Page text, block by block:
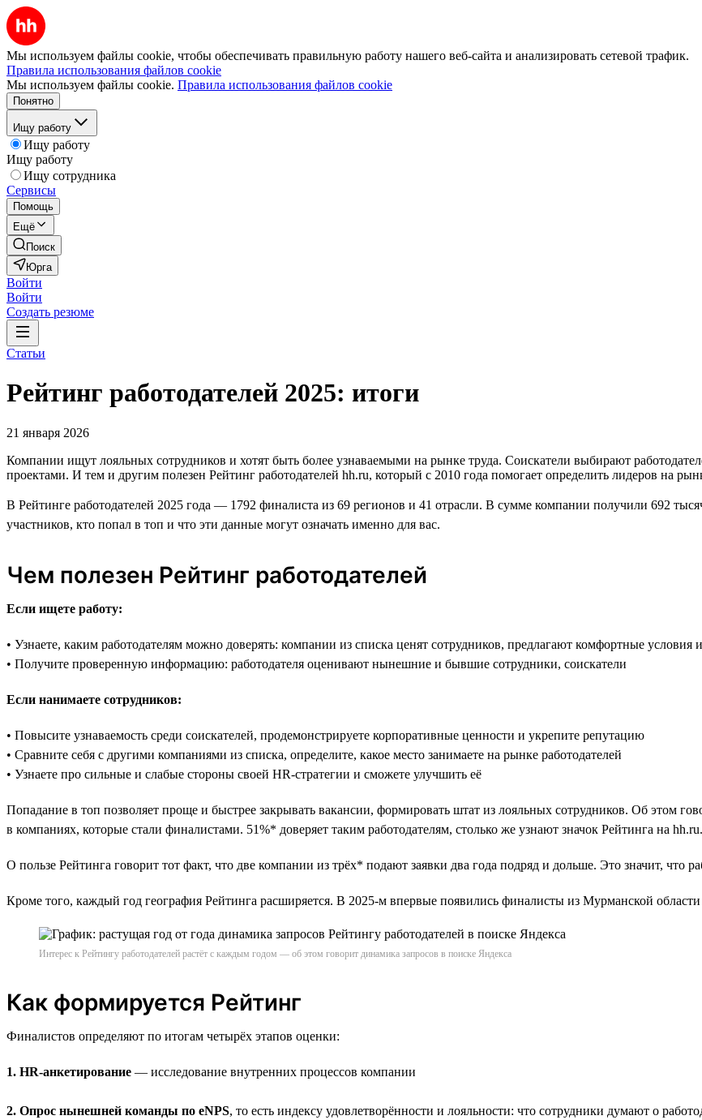
Мы используем файлы cookie, чтобы обеспечивать правильную работу нашего веб-сайта и анализировать сетевой трафик.
Правила использования файлов cookie
Мы используем файлы cookie. Правила использования файлов cookie
Понятно
Ищу работу
Ищу работу
Ищу работу
Ищу сотрудника
Сервисы
Помощь
Ещё
Поиск
Юрга
Войти
Войти
Создать резюме
Статьи
Рейтинг работодателей 2025: итоги
21 января 2026
Компании ищут лояльных сотрудников и хотят быть более узнаваемыми на рынке труда. Соискатели выбирают
проектами. И тем и другим полезен Рейтинг работодателей hh.ru, который с 2010 года помогает определить лидеров на
В Рейтинге работодателей 2025 года — 1792 финалиста из 69 регионов и 41 отрасли. В сумме компании получили 692
участников, кто попал в топ и что эти данные могут означать именно для вас.
Чем полезен Рейтинг работодателей
Если ищете работу:
• Узнаете, каким работодателям можно доверять: компании из списка ценят сотрудников, предлагают комфортные условия
• Получите проверенную информацию: работодателя оценивают нынешние и бывшие сотрудники, соискатели
Если нанимаете сотрудников:
• Повысите узнаваемость среди соискателей, продемонстрируете корпоративные ценности и укрепите репутацию
• Сравните себя с другими компаниями из списка, определите, какое место занимаете на рынке работодателей
• Узнаете про сильные и слабые стороны своей HR-стратегии и сможете улучшить её
Попадание в топ позволяет проще и быстрее закрывать вакансии, формировать штат из лояльных сотрудников. Об этом
в компаниях, которые стали финалистами. 51%* доверяет таким работодателям, столько же узнают значок Рейтинга на hh.ru.
О пользе Рейтинга говорит тот факт, что две компании из трёх* подают заявки два года подряд и дольше. Это значит, что
Кроме того, каждый год география Рейтинга расширяется. В 2025-м впервые появились финалисты из Мурманской
Интерес к Рейтингу работодателей растёт с каждым годом — об этом говорит динамика запросов в поиске Яндекса
Как формируется Рейтинг
Финалистов определяют по итогам четырёх этапов оценки:
1. HR-анкетирование — исследование внутренних процессов компании
2. Опрос нынешней команды по eNPS, то есть индексу удовлетворённости и лояльности: что сотрудники думают о